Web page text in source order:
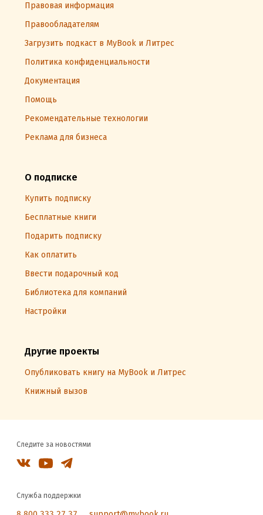
Правовая информация
Правообладателям
Загрузить подкаст в MyBook и Литрес
Политика конфиденциальности
Документация
Помощь
Рекомендательные технологии
Реклама для бизнеса
О подписке
Купить подписку
Бесплатные книги
Подарить подписку
Как оплатить
Ввести подарочный код
Библиотека для компаний
Настройки
Другие проекты
Опубликовать книгу на MyBook и Литрес
Книжный вызов
Следите за новостями
Служба поддержки